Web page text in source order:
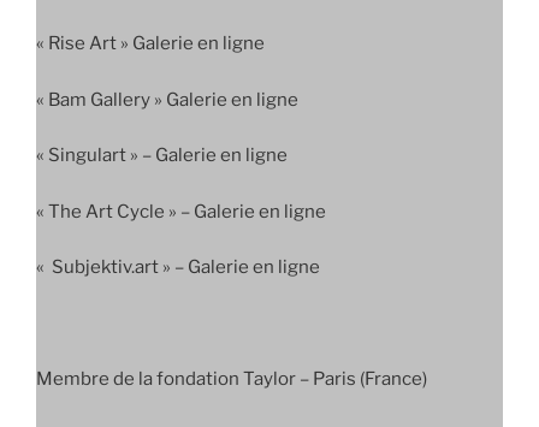
« Rise Art » Galerie en ligne
« Bam Gallery » Galerie en ligne
« Singulart » – Galerie en ligne
« The Art Cycle » – Galerie en ligne
« Subjektiv.art » – Galerie en ligne
Membre de la fondation Taylor – Paris (France)